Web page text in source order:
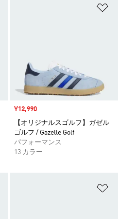
セール価格
¥12,990
【オリジナルスゴルフ】ガゼル
ゴルフ / Gazelle Golf
パフォーマンス
13 カラー